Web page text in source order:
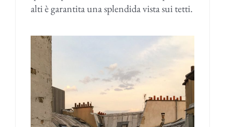
alti è garantita una splendida vista sui tetti.